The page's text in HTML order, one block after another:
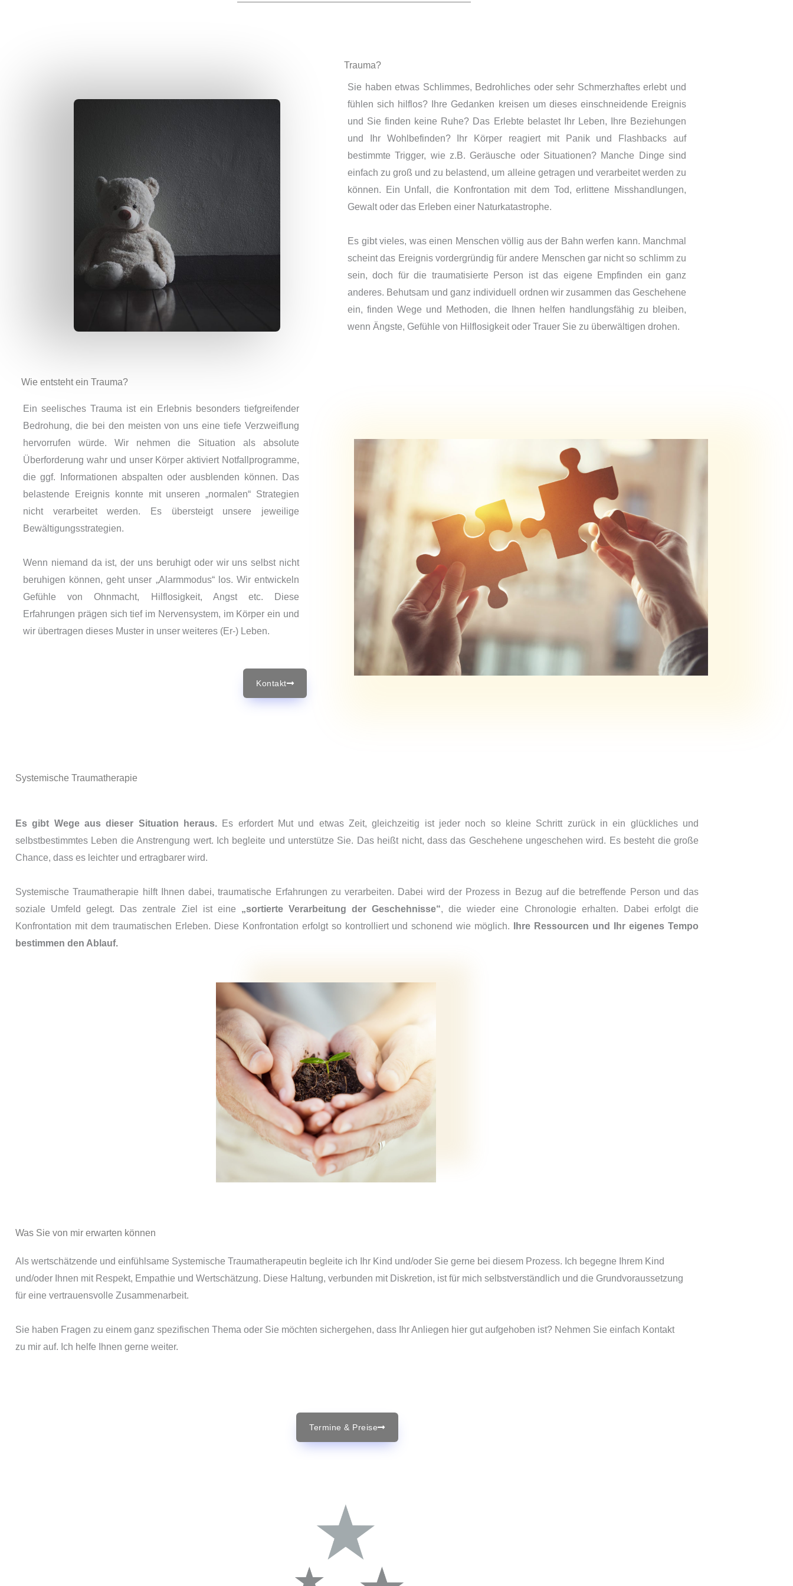
Trauma?
Sie haben etwas Schlimmes, Bedrohliches oder sehr Schmerzhaftes erlebt und
fühlen sich hilflos? Ihre Gedanken kreisen um dieses einschneidende Ereignis
und Sie finden keine Ruhe? Das Erlebte belastet Ihr Leben, Ihre Beziehungen
und Ihr Wohlbefinden? Ihr Körper reagiert mit Panik und Flashbacks auf
bestimmte Trigger, wie z.B. Geräusche oder Situationen? Manche Dinge sind
einfach zu groß und zu belastend, um alleine getragen und verarbeitet werden zu
können. Ein Unfall, die Konfrontation mit dem Tod, erlittene Misshandlungen,
Gewalt oder das Erleben einer Naturkatastrophe.
Es gibt vieles, was einen Menschen völlig aus der Bahn werfen kann. Manchmal
scheint das Ereignis vordergründig für andere Menschen gar nicht so schlimm zu
sein, doch für die traumatisierte Person ist das eigene Empfinden ein ganz
anderes. Behutsam und ganz individuell ordnen wir zusammen das Geschehene
ein, finden Wege und Methoden, die Ihnen helfen handlungsfähig zu bleiben,
wenn Ängste, Gefühle von Hilflosigkeit oder Trauer Sie zu überwältigen drohen.
Wie entsteht ein Trauma?
Ein seelisches Trauma ist ein Erlebnis besonders tiefgreifender
Bedrohung, die bei den meisten von uns eine tiefe Verzweiflung
hervorrufen würde. Wir nehmen die Situation als absolute
Überforderung wahr und unser Körper aktiviert Notfallprogramme,
die ggf. Informationen abspalten oder ausblenden können. Das
belastende Ereignis konnte mit unseren „normalen“ Strategien
nicht verarbeitet werden. Es übersteigt unsere jeweilige
Bewältigungsstrategien.
Wenn niemand da ist, der uns beruhigt oder wir uns selbst nicht
beruhigen können, geht unser „Alarmmodus“ los. Wir entwickeln
Gefühle von Ohnmacht, Hilflosigkeit, Angst etc. Diese
Erfahrungen prägen sich tief im Nervensystem, im Körper ein und
wir übertragen dieses Muster in unser weiteres (Er-) Leben.
Kontakt
Systemische Traumatherapie
Es gibt Wege aus dieser Situation heraus. Es erfordert Mut und etwas Zeit, gleichzeitig ist jeder noch so kleine Schritt zurück in ein glückliches und
selbstbestimmtes Leben die Anstrengung wert. Ich begleite und unterstütze Sie. Das heißt nicht, dass das Geschehene ungeschehen wird. Es besteht die große
Chance, dass es leichter und ertragbarer wird.
Systemische Traumatherapie hilft Ihnen dabei, traumatische Erfahrungen zu verarbeiten. Dabei wird der Prozess in Bezug auf die betreffende Person und das
soziale Umfeld gelegt. Das zentrale Ziel ist eine „sortierte Verarbeitung der Geschehnisse“, die wieder eine Chronologie erhalten. Dabei erfolgt die
Konfrontation mit dem traumatischen Erleben. Diese Konfrontation erfolgt so kontrolliert und schonend wie möglich.
Ihre Ressourcen und Ihr eigenes Tempo
bestimmen den Ablauf.
Was Sie von mir erwarten können
Als wertschätzende und einfühlsame Systemische Traumatherapeutin begleite ich Ihr Kind und/oder Sie gerne bei diesem Prozess. Ich begegne Ihrem Kind
und/oder Ihnen mit Respekt, Empathie und Wertschätzung. Diese Haltung, verbunden mit Diskretion, ist für mich selbstverständlich und die Grundvoraussetzung
für eine vertrauensvolle Zusammenarbeit.
Sie haben Fragen zu einem ganz spezifischen Thema oder Sie möchten sichergehen, dass Ihr Anliegen hier gut aufgehoben ist? Nehmen Sie einfach Kontakt
zu mir auf. Ich helfe Ihnen gerne weiter.
Termine & Preise